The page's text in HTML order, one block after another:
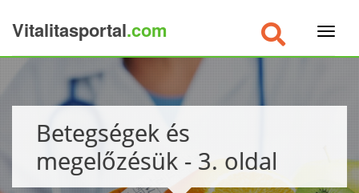
Vitalitasportal.com
Betegségek és
megelőzésük - 3. oldal
×